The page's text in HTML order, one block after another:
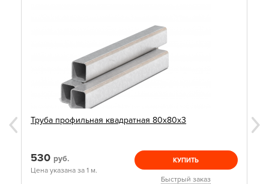
Труба профильная квадратная 80х80х3
530 руб.
Цена указана за 1 м.
КУПИТЬ
Быстрый заказ